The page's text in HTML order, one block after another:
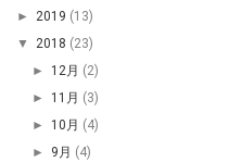
► 2019 (13)
▼ 2018 (23)
► 12月 (2)
► 11月 (3)
► 10月 (4)
► 9月 (4)